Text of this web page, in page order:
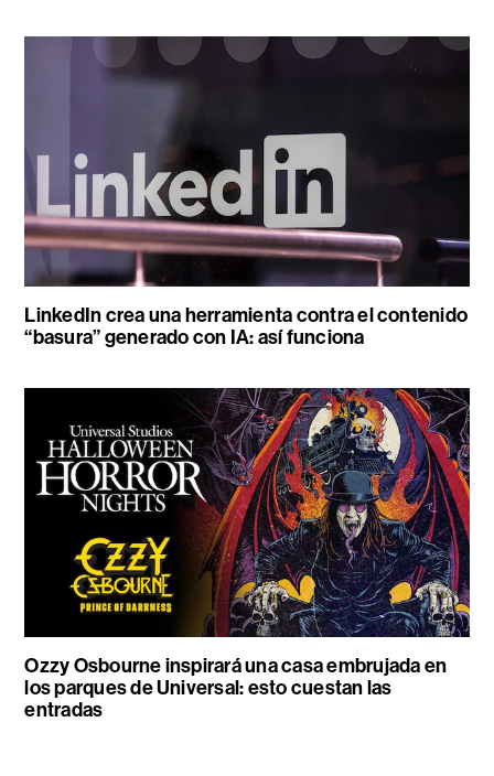
LinkedIn crea una herramienta contra el contenido
“basura” generado con IA: así funciona
Ozzy Osbourne inspirará una casa embrujada en
los parques de Universal: esto cuestan las
entradas